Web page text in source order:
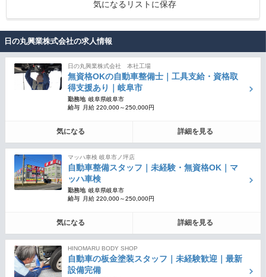
気になるリストに保存
日の丸興業株式会社の求人情報
日の丸興業株式会社 本社工場
無資格OKの自動車整備士｜工具支給・資格取
得支援あり｜岐阜市
勤務地 岐阜県岐阜市
給与
月給 220,000～250,000円
気になる 詳細を見る
マッハ車検 岐阜市ノ坪店
自動車整備スタッフ｜未経験・無資格OK｜マ
ッハ車検
勤務地 岐阜県岐阜市
給与
月給 220,000～250,000円
気になる 詳細を見る
HINOMARU BODY SHOP
自動車の板金塗装スタッフ｜未経験歓迎｜最新
設備完備